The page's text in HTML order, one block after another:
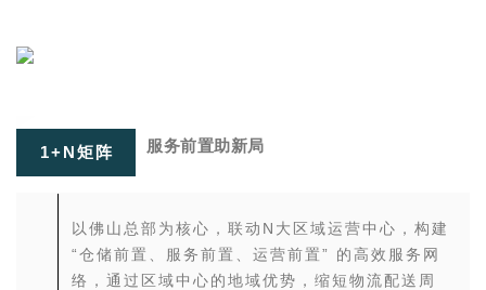
1+N矩阵 服务前置助新局
以佛山总部为核心，联动N大区域运营中心，构建
“仓储前置、服务前置、运营前置” 的高效服务网
络，通过区域中心的地域优势，缩短物流配送周